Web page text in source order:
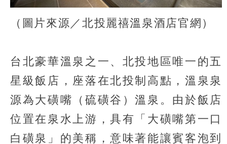
（圖片來源／北投麗禧溫泉酒店官網）
台北豪華溫泉之一、北投地區唯一的五
星級飯店，座落在北投制高點，溫泉泉
源為大磺嘴（硫磺谷）溫泉。由於飯店
位置在泉水上游，具有「大磺嘴第一口
白磺泉」的美稱，意味著能讓賓客泡到